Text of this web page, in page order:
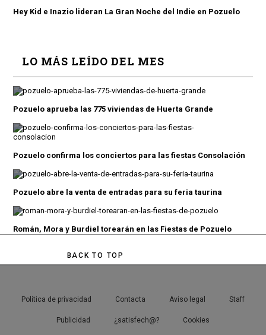
Hey Kid e Inazio lideran La Gran Noche del Indie en Pozuelo
LO MÁS LEÍDO DEL MES
Pozuelo aprueba las 775 viviendas de Huerta Grande
Pozuelo confirma los conciertos para las fiestas Consolación
Pozuelo abre la venta de entradas para su feria taurina
Román, Mora y Burdiel torearán en las Fiestas de Pozuelo
BACK TO TOP
Política de privacidad Contacta Aviso legal Staff
Publicidad ¿satisfech@? Cookies